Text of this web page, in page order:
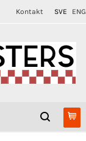
Kontakt SVE ENG